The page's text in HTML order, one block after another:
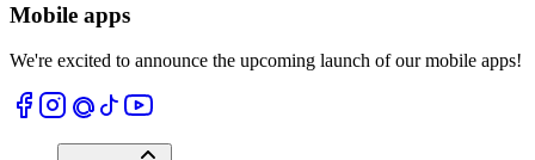
Mobile apps
We're excited to announce the upcoming launch of our mobile apps!